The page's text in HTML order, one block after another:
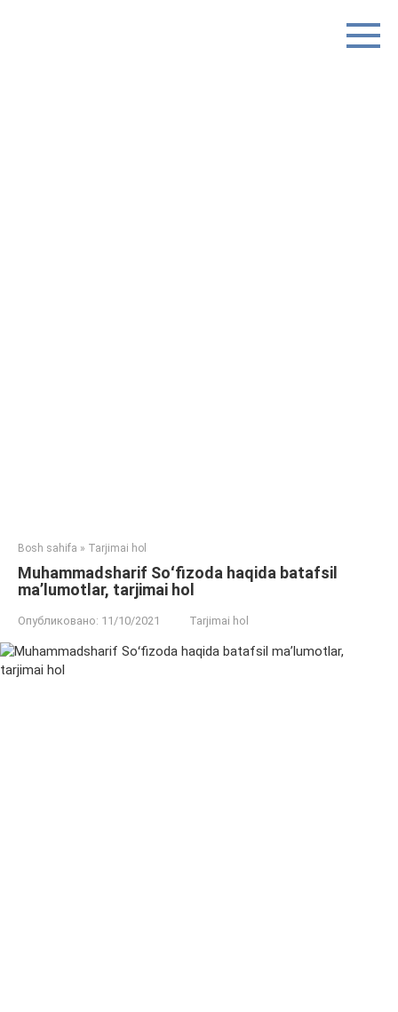
Bosh sahifa » Tarjimai hol
Muhammadsharif Soʻfizoda haqida batafsil
ma’lumotlar, tarjimai hol
Опубликовано: 11/10/2021 Tarjimai hol